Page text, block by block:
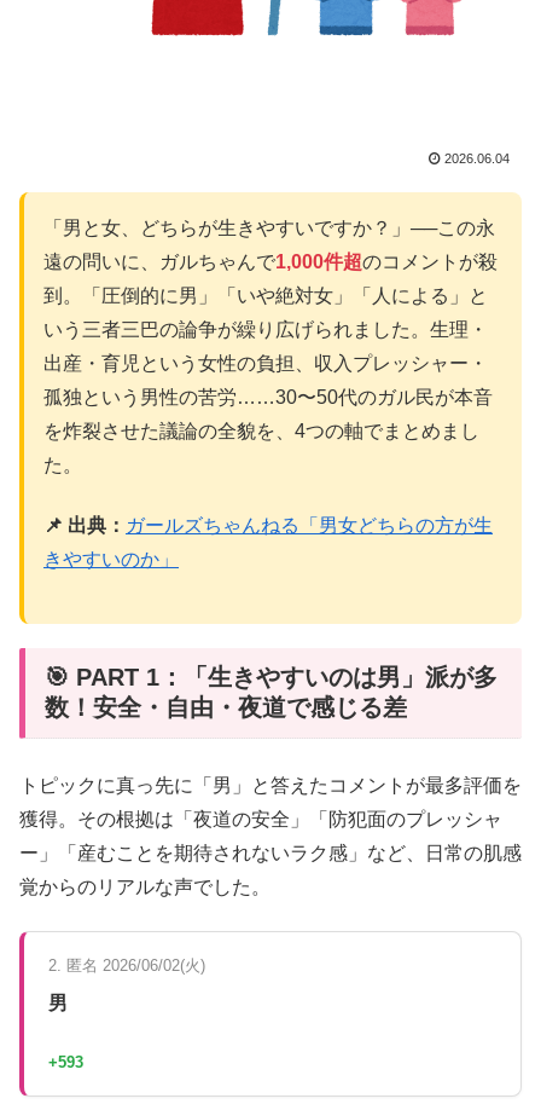
2026.06.04
「男と女、どちらが生きやすいですか？」──この永
遠の問いに、ガルちゃんで1,000件超のコメントが殺
到。「圧倒的に男」「いや絶対女」「人による」と
いう三者三巴の論争が繰り広げられました。生理・
出産・育児という女性の負担、収入プレッシャー・
孤独という男性の苦労……30〜50代のガル民が本音
を炸裂させた議論の全貌を、4つの軸でまとめまし
た。
📌 出典： ガールズちゃんねる「男女どちらの方が生
きやすいのか」
🎯 PART 1：「生きやすいのは男」派が多
数！安全・自由・夜道で感じる差
トピックに真っ先に「男」と答えたコメントが最多評価を
獲得。その根拠は「夜道の安全」「防犯面のプレッシャ
ー」「産むことを期待されないラク感」など、日常の肌感
覚からのリアルな声でした。
2. 匿名 2026/06/02(火)
男
+593